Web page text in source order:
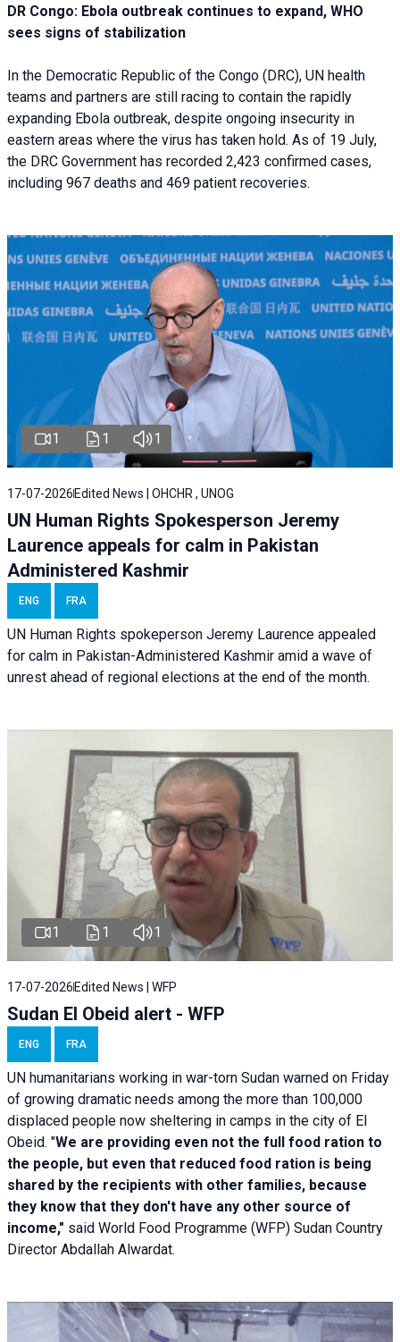
DR Congo: Ebola outbreak continues to expand, WHO
sees signs of stabilization
In the Democratic Republic of the Congo (DRC), UN health
teams and partners are still racing to contain the rapidly
expanding Ebola outbreak, despite ongoing insecurity in
eastern areas where the virus has taken hold. As of 19 July,
the DRC Government has recorded 2,423 confirmed cases,
including 967 deaths and 469 patient recoveries.
1 1 1
17-07-2026 Edited News | OHCHR , UNOG
UN Human Rights Spokesperson Jeremy
Laurence appeals for calm in Pakistan
Administered Kashmir
ENG FRA
UN Human Rights spokeperson Jeremy Laurence appealed
for calm in Pakistan-Administered Kashmir amid a wave of
unrest ahead of regional elections at the end of the month.
1 1 1
17-07-2026 Edited News | WFP
Sudan El Obeid alert - WFP
ENG FRA
UN humanitarians working in war-torn Sudan warned on Friday
of growing dramatic needs among the more than 100,000
displaced people now sheltering in camps in the city of El
Obeid. "We are providing even not the full food ration to
the people, but even that reduced food ration is being
shared by the recipients with other families, because
they know that they don't have any other source of
income," said World Food Programme (WFP) Sudan Country
Director Abdallah Alwardat.